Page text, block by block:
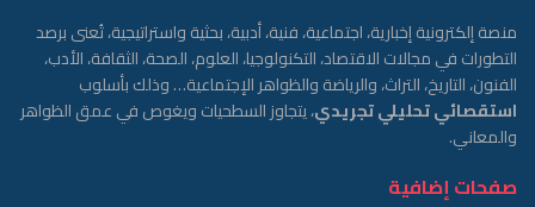
منصة إلكترونية إخبارية، اجتماعية، فنية، أدبية، بحثية واستراتيجية، تُعنى برصد
التطورات في مجالات الاقتصاد، التكنولوجيا، العلوم، الصحة، الثقافة، الأدب،
الفنون، التاريخ، التراث، والرياضة والظواهر الإجتماعية… وذلك بأسلوب
استقصائي تحليلي تجريدي، يتجاوز السطحيات ويغوص في عمق الظواهر
والمعاني.
صفحات إضافية